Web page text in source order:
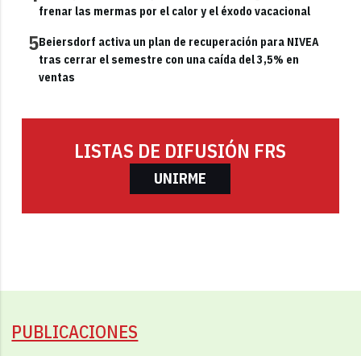
frenar las mermas por el calor y el éxodo vacacional
5Beiersdorf activa un plan de recuperación para NIVEA
tras cerrar el semestre con una caída del 3,5% en
ventas
LISTAS DE DIFUSIÓN FRS
UNIRME
PUBLICACIONES